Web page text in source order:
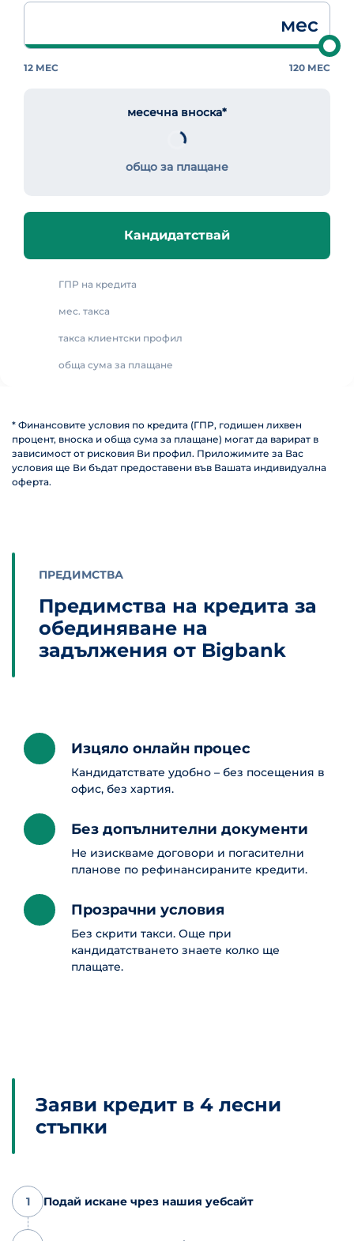
мес
12 МЕС 120 МЕС
месечна вноска*
общо за плащане
Кандидатствай
ГПР на кредита
мес. такса
такса клиентски профил
обща сума за плащане
* Финансовите условия по кредита (ГПР, годишен лихвен
процент, вноска и обща сума за плащане) могат да варират в
зависимост от рисковия Ви профил. Приложимите за Вас
условия ще Ви бъдат предоставени във Вашата индивидуална
оферта.
ПРЕДИМСТВА
Предимства на кредита за
обединяване на
задължения от Bigbank
Изцяло онлайн процес
Кандидатствате удобно – без посещения в
офис, без хартия.
Без допълнителни документи
Не изискваме договори и погасителни
планове по рефинансираните кредити.
Прозрачни условия
Без скрити такси. Още при
кандидатстването знаете колко ще
плащате.
Заяви кредит в 4 лесни
стъпки
1 Подай искане чрез нашия уебсайт